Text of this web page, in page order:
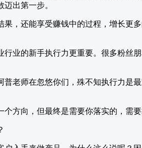
出第一步。
，还能享受赚钱中的过程，增长更
业的新手执行力更重要。很多粉丝
老师在忽悠你们，殊不知执行力是
方向，但最终是需要你落实的，需要